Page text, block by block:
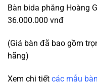
Bàn bida phăng Hoàng
36.000.000 vnđ
(Giá bàn đã bao gồm
hãng)
Xem chi tiết các mẫu